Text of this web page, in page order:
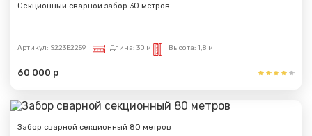
Секционный сварной забор 30 метров
Артикул: S223E2259 Длина: 30 м Высота: 1,8 м
60 000 р
Забор сварной секционный 80 метров